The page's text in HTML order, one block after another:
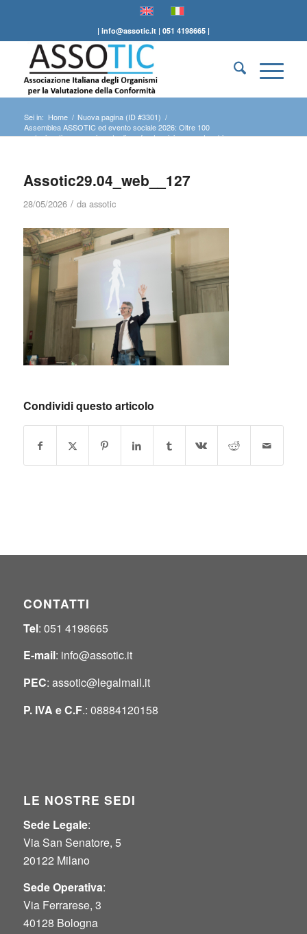
| info@assotic.it | 051 4198665 |
Sei in: Home / Nuova pagina (ID #3301) /
Assemblea ASSOTIC ed evento sociale 2026: Oltre 100
partecipanti per una giornata di confronto, visione e networking
Assotic29.04_web__127
28/05/2026 / da assotic
Condividi questo articolo
CONTATTI
Tel: 051 4198665
E-mail: info@assotic.it
PEC: assotic@legalmail.it
P. IVA eC.F.: 08884120158
LE NOSTRE SEDI
Sede Legale:
Via San Senatore, 5
20122 Milano
Sede Operativa:
Via Ferrarese, 3
40128 Bologna